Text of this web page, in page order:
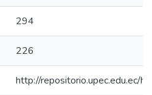
294
226
http://repositorio.upec.edu.ec/